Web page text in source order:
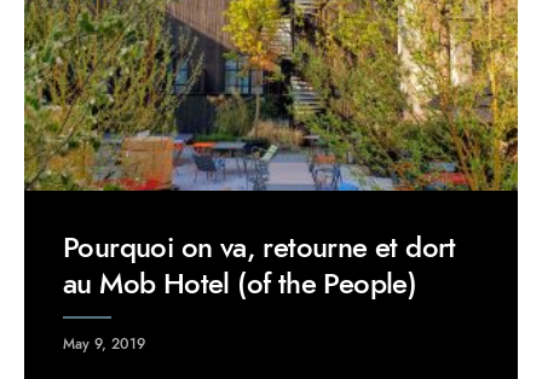
Pourquoi on va, retourne et dort
au Mob Hotel (of the People)
May 9, 2019